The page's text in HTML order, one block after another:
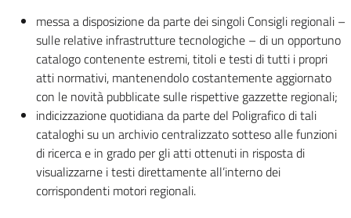
messa a disposizione da parte dei singoli Consigli regionali –
sulle relative infrastrutture tecnologiche – di un opportuno
catalogo contenente estremi, titoli e testi di tutti i propri
atti normativi, mantenendolo costantemente aggiornato
con le novità pubblicate sulle rispettive gazzette regionali;
indicizzazione quotidiana da parte del Poligrafico di tali
cataloghi su un archivio centralizzato sotteso alle funzioni
di ricerca e in grado per gli atti ottenuti in risposta di
visualizzarne i testi direttamente all’interno dei
corrispondenti motori regionali.